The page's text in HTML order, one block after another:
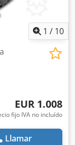
1 / 10
EUR 1.008
fijo IVA no incluído
Llamar